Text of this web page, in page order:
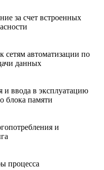
за счет встроенных
автоматизации по
данных
и ввода в эксплуатацию
блока памяти
и
процесса